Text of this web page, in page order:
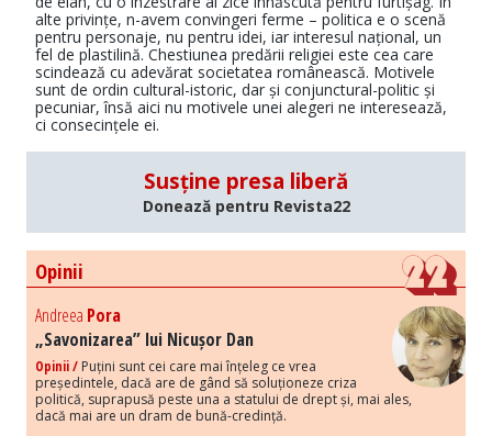
alte privințe, n-avem convingeri ferme – politica e o scenă
pentru personaje, nu pentru idei, iar interesul național, un
fel de plastilină. Chestiunea predării religiei este cea care
scindează cu adevărat societatea românească. Motivele
sunt de ordin cultural-istoric, dar și conjunctural-politic și
pecuniar, însă aici nu motivele unei alegeri ne interesează,
ci consecințele ei.
Susține presa liberă
Donează pentru Revista22
Opinii
Andreea Pora
„Savonizarea” lui Nicușor Dan
Opinii / Puțini sunt cei care mai înțeleg ce vrea
președintele, dacă are de gând să soluționeze criza
politică, suprapusă peste una a statului de drept și, mai ales,
dacă mai are un dram de bună-credință.